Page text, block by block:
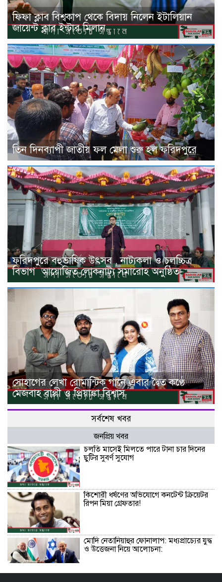
ফিফা ক্লাব বিশ্বকাপ থেকে বিদায় নিলেন ইটালিয়ান
জায়েন্ট ক্লাব ইন্টার মিলান
তিন দিনব্যাপী জাতীয় ফল মেলা শুরু হল ফরিদপুরে
ফরিদপুরে বহুভাষিক উৎসব , নাট্যকলা ও চলচ্চিত্র
বিভাগ ‌ আয়োজিত লোকনাট্য সমারোহ অনুষ্ঠিত
সোহাগের লেখা রোমান্টিক গানে এবার দ্বৈত কণ্ঠে
মেজবাহ বাপ্পী ও প্রিয়াঙ্কা বিশ্বাস
সর্বশেষ খবর
জনপ্রিয় খবর
চলতি মাসেই মিলতে পারে টানা চার দিনের
ছুটির সুবর্ণ সুযোগ
কিশোরী ধর্ষণের অভিযোগে কনটেন্ট ক্রিয়েটর
রিপন মিয়া গ্রেফতার!
মোদি নেতানিয়াহুর ফোনালাপ: মধ্যপ্রাচ্যের যুদ্ধ
ও উত্তেজনা নিয়ে আলোচনা: